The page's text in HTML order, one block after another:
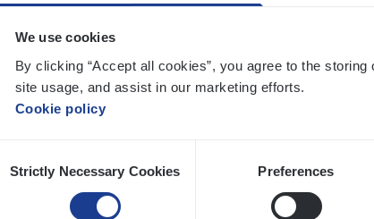
We use cookies
By clicking “Accept all cookies”, you agree to the
site usage, and assist in our marketing efforts.
Cookie policy
Selection
Strictly Necessary Cookies Preferences
Insurance Operations
Antwerpen
Dos­sier­be­heer­der